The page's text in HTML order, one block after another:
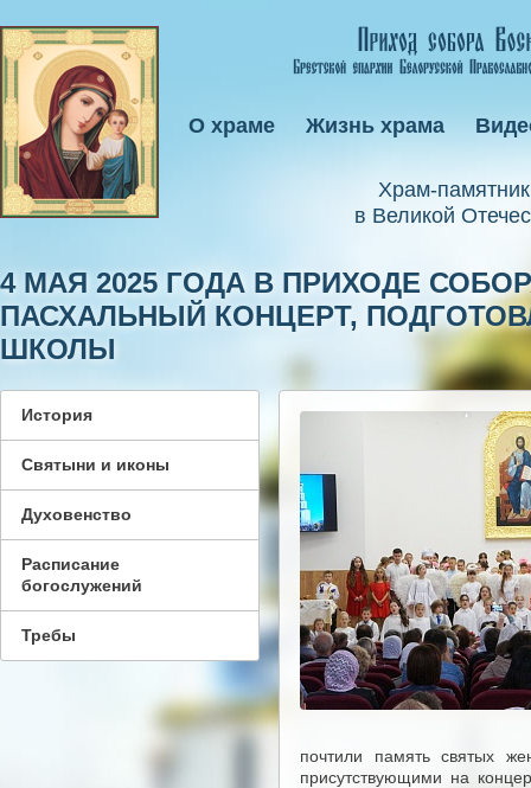
Xрам-
в Великой
О храме Жизнь храма
4 МАЯ 2025 ГОДА В ПРИХОДЕ
ПАСХАЛЬНЫЙ КОНЦЕРТ,
ШКОЛЫ
История
Святыни и иконы
Духовенство
Расписание
богослужений
Требы
почтили память святых
присутствующими на